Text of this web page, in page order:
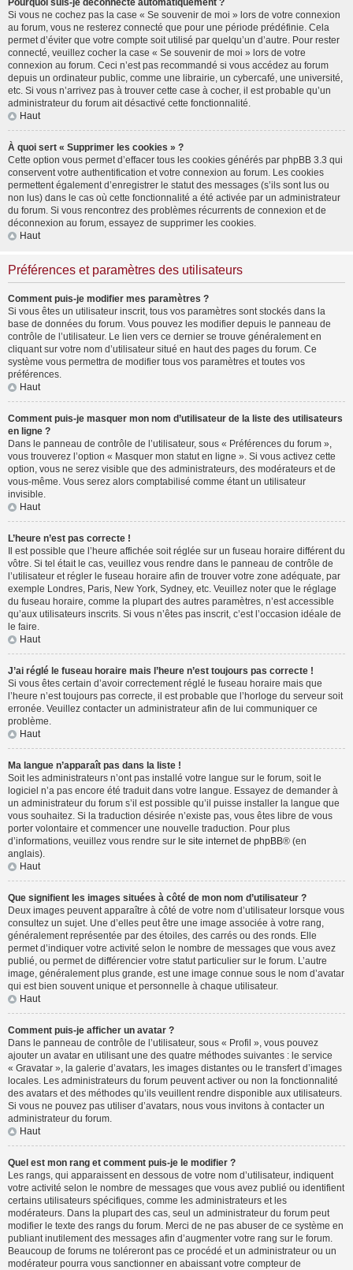
Pourquoi suis-je déconnecté automatiquement ?
Si vous ne cochez pas la case « Se souvenir de moi » lors de votre connexion
au forum, vous ne resterez connecté que pour une période prédéfinie. Cela
permet d’éviter que votre compte soit utilisé par quelqu’un d’autre. Pour rester
connecté, veuillez cocher la case « Se souvenir de moi » lors de votre
connexion au forum. Ceci n’est pas recommandé si vous accédez au forum
depuis un ordinateur public, comme une librairie, un cybercafé, une université,
etc. Si vous n’arrivez pas à trouver cette case à cocher, il est probable qu’un
administrateur du forum ait désactivé cette fonctionnalité.
Haut
À quoi sert « Supprimer les cookies » ?
Cette option vous permet d’effacer tous les cookies générés par phpBB 3.3 qui
conservent votre authentification et votre connexion au forum. Les cookies
permettent également d’enregistrer le statut des messages (s’ils sont lus ou
non lus) dans le cas où cette fonctionnalité a été activée par un administrateur
du forum. Si vous rencontrez des problèmes récurrents de connexion et de
déconnexion au forum, essayez de supprimer les cookies.
Haut
Préférences et paramètres des utilisateurs
Comment puis-je modifier mes paramètres ?
Si vous êtes un utilisateur inscrit, tous vos paramètres sont stockés dans la
base de données du forum. Vous pouvez les modifier depuis le panneau de
contrôle de l’utilisateur. Le lien vers ce dernier se trouve généralement en
cliquant sur votre nom d’utilisateur situé en haut des pages du forum. Ce
système vous permettra de modifier tous vos paramètres et toutes vos
préférences.
Haut
Comment puis-je masquer mon nom d’utilisateur de la liste des utilisateurs
en ligne ?
Dans le panneau de contrôle de l’utilisateur, sous « Préférences du forum »,
vous trouverez l’option « Masquer mon statut en ligne ». Si vous activez cette
option, vous ne serez visible que des administrateurs, des modérateurs et de
vous-même. Vous serez alors comptabilisé comme étant un utilisateur
invisible.
Haut
L’heure n’est pas correcte !
Il est possible que l’heure affichée soit réglée sur un fuseau horaire différent du
vôtre. Si tel était le cas, veuillez vous rendre dans le panneau de contrôle de
l’utilisateur et régler le fuseau horaire afin de trouver votre zone adéquate, par
exemple Londres, Paris, New York, Sydney, etc. Veuillez noter que le réglage
du fuseau horaire, comme la plupart des autres paramètres, n’est accessible
qu’aux utilisateurs inscrits. Si vous n’êtes pas inscrit, c’est l’occasion idéale de
le faire.
Haut
J’ai réglé le fuseau horaire mais l’heure n’est toujours pas correcte !
Si vous êtes certain d’avoir correctement réglé le fuseau horaire mais que
l’heure n’est toujours pas correcte, il est probable que l’horloge du serveur soit
erronée. Veuillez contacter un administrateur afin de lui communiquer ce
problème.
Haut
Ma langue n’apparaît pas dans la liste !
Soit les administrateurs n’ont pas installé votre langue sur le forum, soit le
logiciel n’a pas encore été traduit dans votre langue. Essayez de demander à
un administrateur du forum s’il est possible qu’il puisse installer la langue que
vous souhaitez. Si la traduction désirée n’existe pas, vous êtes libre de vous
porter volontaire et commencer une nouvelle traduction. Pour plus
d’informations, veuillez vous rendre sur le site internet de phpBB® (en
anglais).
Haut
Que signifient les images situées à côté de mon nom d’utilisateur ?
Deux images peuvent apparaître à côté de votre nom d’utilisateur lorsque vous
consultez un sujet. Une d’elles peut être une image associée à votre rang,
généralement représentée par des étoiles, des carrés ou des ronds. Elle
permet d’indiquer votre activité selon le nombre de messages que vous avez
publié, ou permet de différencier votre statut particulier sur le forum. L’autre
image, généralement plus grande, est une image connue sous le nom d’avatar
qui est bien souvent unique et personnelle à chaque utilisateur.
Haut
Comment puis-je afficher un avatar ?
Dans le panneau de contrôle de l’utilisateur, sous « Profil », vous pouvez
ajouter un avatar en utilisant une des quatre méthodes suivantes : le service
« Gravatar », la galerie d’avatars, les images distantes ou le transfert d’images
locales. Les administrateurs du forum peuvent activer ou non la fonctionnalité
des avatars et des méthodes qu’ils veuillent rendre disponible aux utilisateurs.
Si vous ne pouvez pas utiliser d’avatars, nous vous invitons à contacter un
administrateur du forum.
Haut
Quel est mon rang et comment puis-je le modifier ?
Les rangs, qui apparaissent en dessous de votre nom d’utilisateur, indiquent
votre activité selon le nombre de messages que vous avez publié ou identifient
certains utilisateurs spécifiques, comme les administrateurs et les
modérateurs. Dans la plupart des cas, seul un administrateur du forum peut
modifier le texte des rangs du forum. Merci de ne pas abuser de ce système en
publiant inutilement des messages afin d’augmenter votre rang sur le forum.
Beaucoup de forums ne toléreront pas ce procédé et un administrateur ou un
modérateur pourra vous sanctionner en abaissant votre compteur de